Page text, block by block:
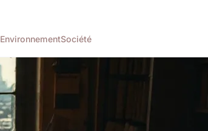
EnvironnementSociété